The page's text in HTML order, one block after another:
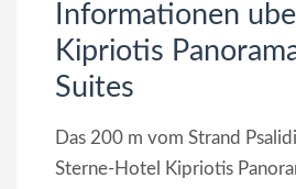
Informationen
Kipriotis
Suites
Das 200 m vom Strand
Sterne-Hotel Kipriotis